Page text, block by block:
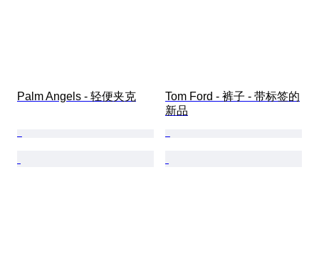
Palm Angels - 轻便夹克
Tom Ford - 裤子 - 带标签的
新品